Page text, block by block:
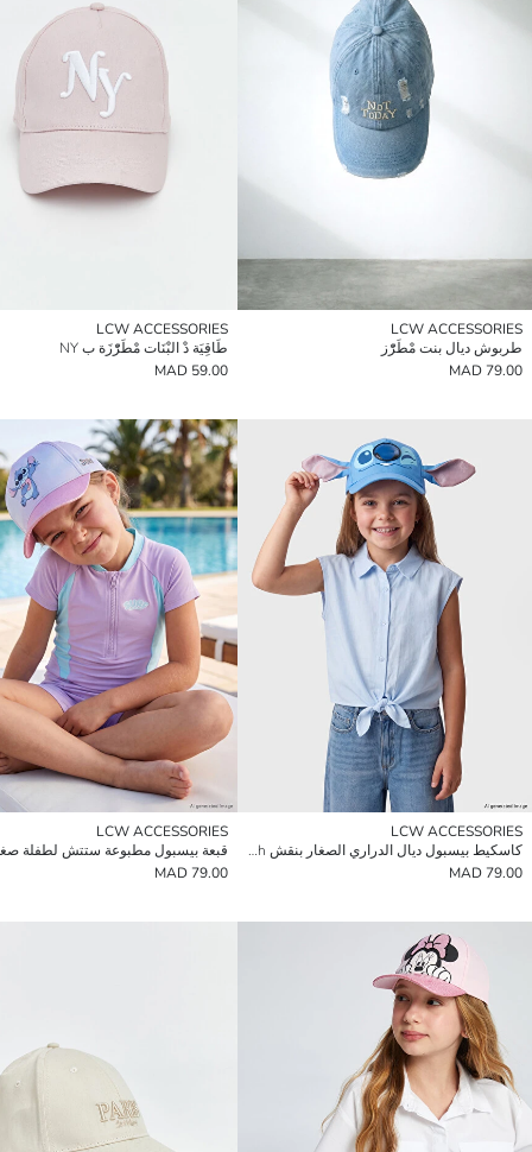
LCW ACCESSORIES
طربوش ديال بنت مْطَرّْز
79.00 MAD
LCW ACCESSORIES
طَاقِيَة دْ البْنَات مْطَرّْزَة ب NY
59.00 MAD
LCW ACCESSORIES
كاسكيط بيسبول ديال الدراري الصغار بنقش Stitch
79.00 MAD
LCW ACCESSORIES
قبعة بيسبول مطبوعة ستتش لطفلة
79.00 MAD